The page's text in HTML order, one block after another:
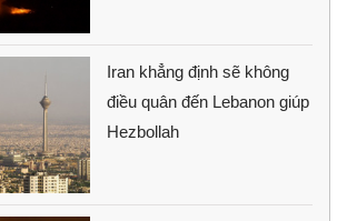
Iran khẳng định sẽ không
điều quân đến Lebanon giúp
Hezbollah